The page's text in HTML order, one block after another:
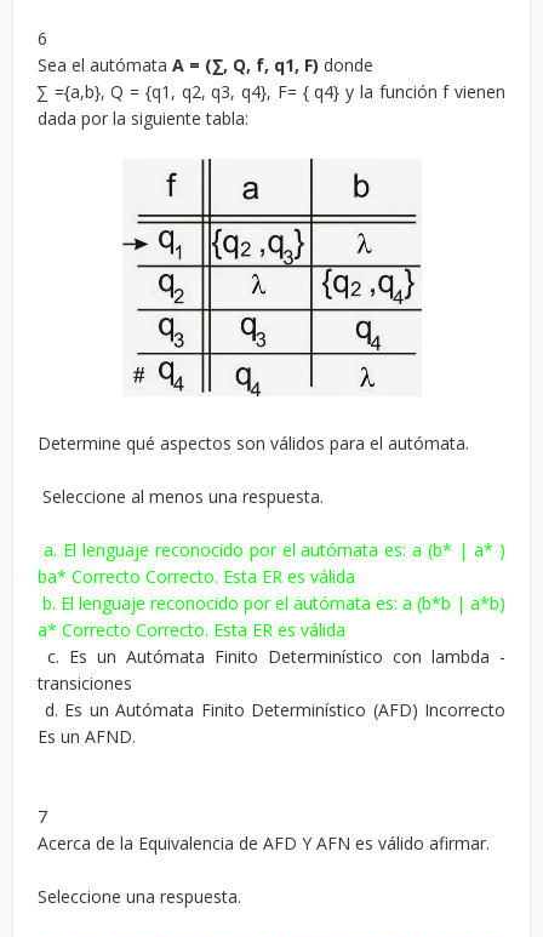
6
Sea el autómata A = (∑, Q, f, q1, F) donde
∑ ={a,b}, Q = {q1, q2, q3, q4}, F= { q4} y la función f vienen
dada por la siguiente tabla:
Determine qué aspectos son válidos para el autómata.
Seleccione al menos una respuesta.
a. El lenguaje reconocido por el autómata es: a (b* | a* )
ba* Correcto Correcto. Esta ER es válida
b. El lenguaje reconocido por el autómata es: a (b*b | a*b)
a* Correcto Correcto. Esta ER es válida
c. Es un Autómata Finito Determinístico con lambda -
transiciones
d. Es un Autómata Finito Determinístico (AFD) Incorrecto
Es un AFND.
7
Acerca de la Equivalencia de AFD Y AFN es válido afirmar.
Seleccione una respuesta.